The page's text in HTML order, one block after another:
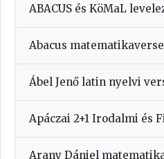
ABACUS és KöMaL
Abacus
Ábel Jenő latin nyelvi
Apáczai 2+1 Irodalmi és
Arany Dániel